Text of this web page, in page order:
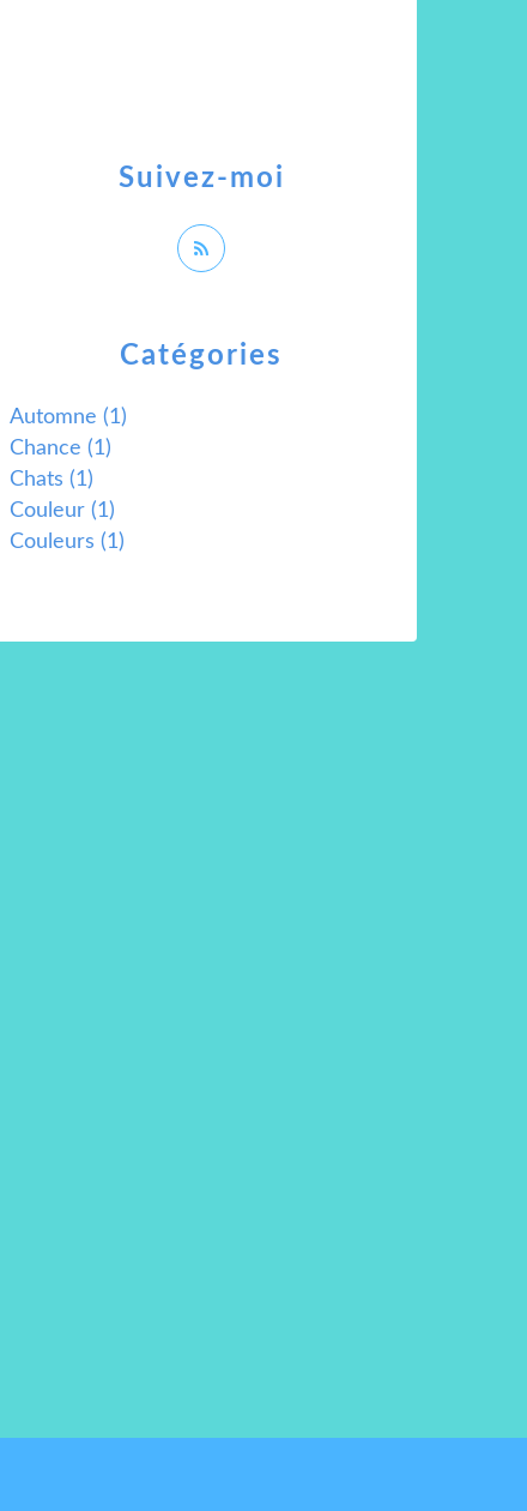
Catégories
Automne (1)
Chance (1)
Chats (1)
Couleur (1)
Couleurs (1)
Suivez-moi